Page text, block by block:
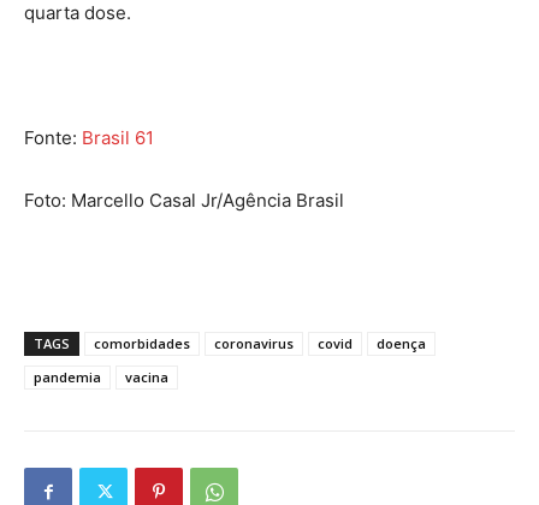
quarta dose.
Fonte: Brasil 61
Foto: Marcello Casal Jr/Agência Brasil
TAGS comorbidades coronavirus covid
doença
pandemia
vacina